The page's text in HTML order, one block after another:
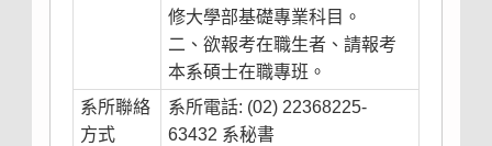
修大學部基礎專業科目。
二、欲報考在職生者、請報考
本系碩士在職專班。
系所聯絡
方式
系所電話: (02) 22368225-
63432 系秘書